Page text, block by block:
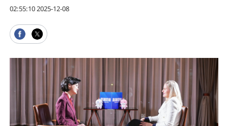
02:55:10 2025-12-08